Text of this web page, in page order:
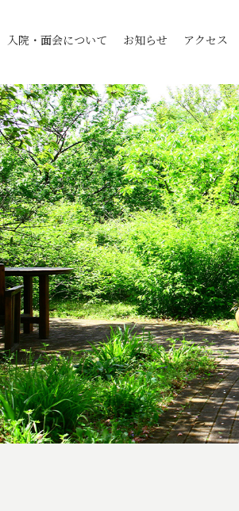
入院・面会について お知らせ アクセス